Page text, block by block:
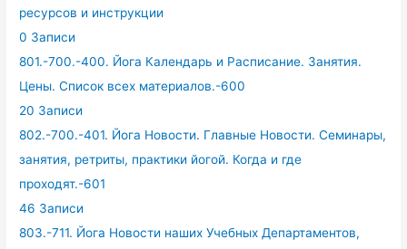
ресурсов и инструкции
0 Записи
801.-700.-400. Йога Календарь и Расписание. Занятия.
Цены. Список всех материалов.-600
20 Записи
802.-700.-401. Йога Новости. Главные Новости. Семинары,
занятия, ретриты, практики йогой. Когда и где
проходят.-601
46 Записи
803.-711. Йога Новости наших Учебных Департаментов,